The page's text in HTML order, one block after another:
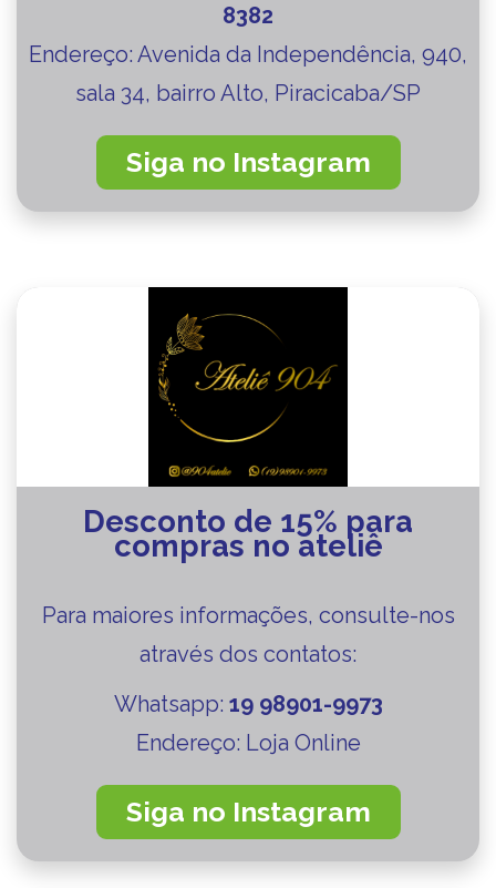
8382
Endereço: Avenida da Independência, 940,
sala 34, bairro Alto, Piracicaba/SP
Siga no Instagram
Desconto de 15% para
compras no ateliê
Para maiores informações, consulte-nos
através dos contatos:
Whatsapp: 19 98901-9973
Endereço: Loja Online
Siga no Instagram